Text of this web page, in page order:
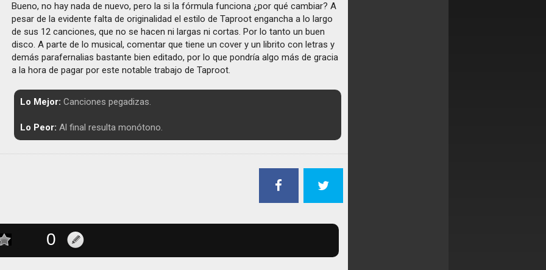
Bueno, no hay nada de nuevo, pero la si la fórmula funciona ¿por qué cambiar? A
pesar de la evidente falta de originalidad el estilo de Taproot engancha a lo largo
de sus 12 canciones, que no se hacen ni largas ni cortas. Por lo tanto un buen
disco. A parte de lo musical, comentar que tiene un cover y un librito con letras y
demás parafernalias bastante bien editado, por lo que pondría algo más de gracia
a la hora de pagar por este notable trabajo de Taproot.
Lo Mejor: Canciones pegadizas.
Lo Peor: Al final resulta monótono.